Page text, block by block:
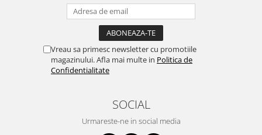
Vreau sa primesc newsletter cu promotiile
magazinului. Afla mai multe in Politica de
Confidentialitate
SOCIAL
Urmareste-ne in social media